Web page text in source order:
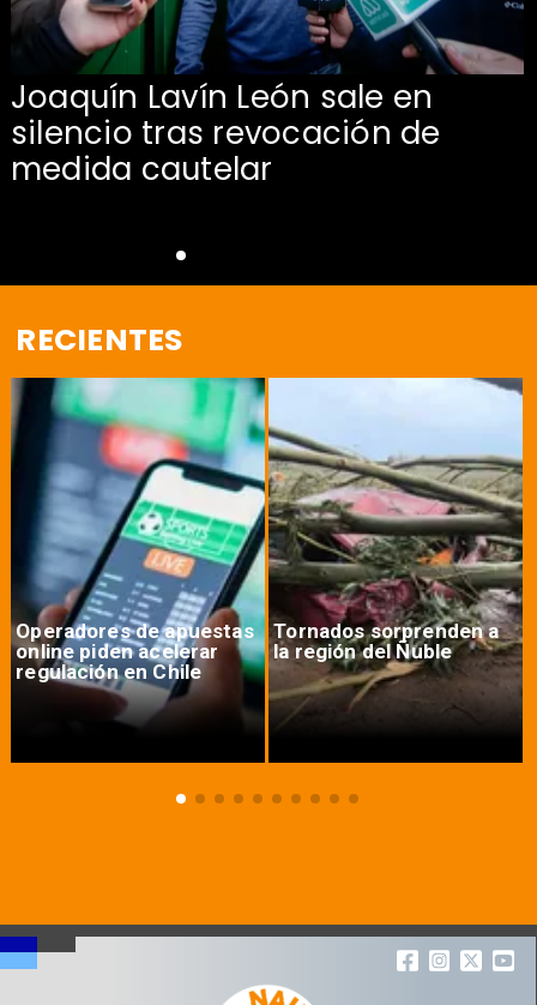
Joaquín Lavín León sale en
silencio tras revocación de
medida cautelar
RECIENTES
Operadores de apuestas
online piden acelerar
regulación en Chile
Tornados sorprenden a
la región del Ñuble